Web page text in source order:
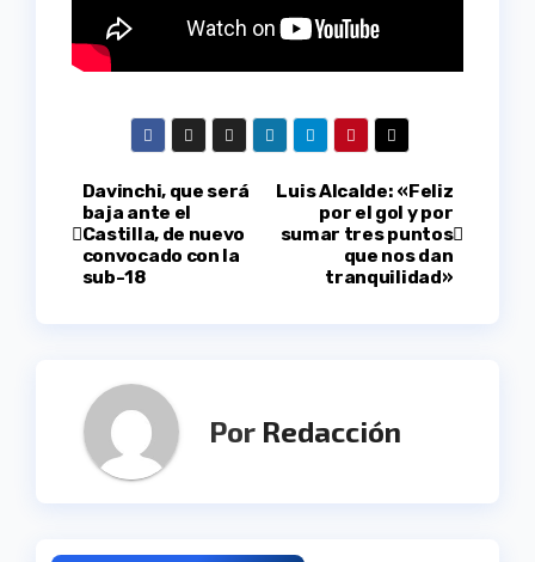
Navegación
de
Luis Alcalde: «Feliz
por el gol y por
sumar tres puntos
que nos dan
tranquilidad»
Davinchi, que será
baja ante el
Castilla, de nuevo
convocado con la
sub-18
Por Redacción